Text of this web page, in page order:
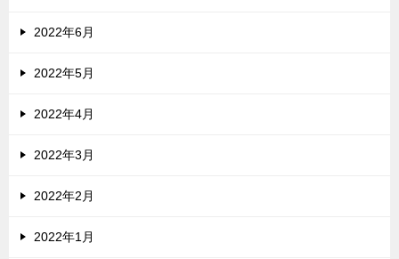
2022年6月
2022年5月
2022年4月
2022年3月
2022年2月
2022年1月